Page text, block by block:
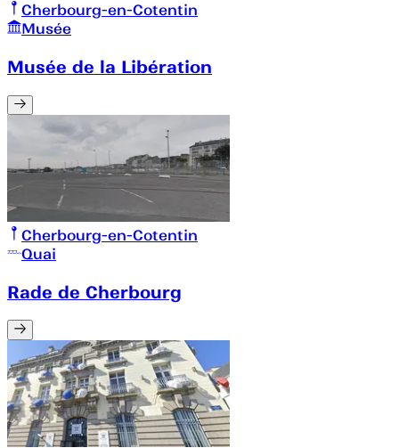
Cherbourg-en-Cotentin
Musée
Musée de la Libération
Cherbourg-en-Cotentin
Quai
Rade de Cherbourg